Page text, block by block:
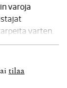
varoja
varten.
erillinen
tehdä
tilaa